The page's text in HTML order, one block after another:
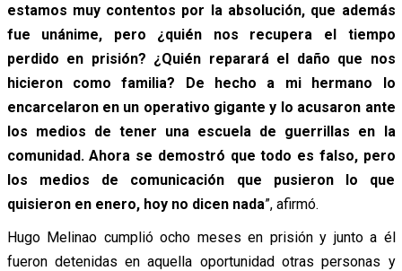
estamos muy contentos por la absolución, que además
fue unánime, pero ¿quién nos recupera el tiempo
perdido en prisión? ¿Quién reparará el daño que nos
hicieron como familia? De hecho a mi hermano lo
encarcelaron en un operativo gigante y lo acusaron ante
los medios de tener una escuela de guerrillas en la
comunidad. Ahora se demostró que todo es falso, pero
los medios de comunicación que pusieron lo que
quisieron en enero, hoy no dicen nada”, afirmó.
Hugo Melinao cumplió ocho meses en prisión y junto a él
fueron detenidas en aquella oportunidad otras personas y